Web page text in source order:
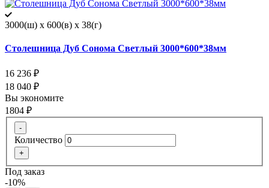
3000(ш) x 600(в) x 38(г)
Столешница Дуб Сонома Светлый 3000*600*38мм
16 236 ₽
18 040 ₽
Вы экономите
1804 ₽
-
Количество
+
Под заказ
-10%